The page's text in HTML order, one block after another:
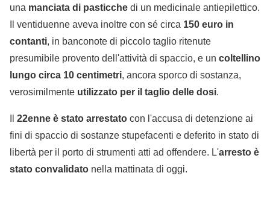
una manciata di pasticche di un medicinale antiepilettico.
Il ventiduenne aveva inoltre con sé circa 150 euro in
contanti, in banconote di piccolo taglio ritenute
presumibile provento dell'attività di spaccio, e un coltellino
lungo circa 10 centimetri, ancora sporco di sostanza,
verosimilmente utilizzato per il taglio delle dosi.
22enne è stato arrestato con l'accusa di detenzione ai
fini di spaccio di sostanze stupefacenti e deferito in stato di
libertà per il porto di strumenti atti ad offendere. L'arresto è
stato convalidato nella mattinata di oggi.